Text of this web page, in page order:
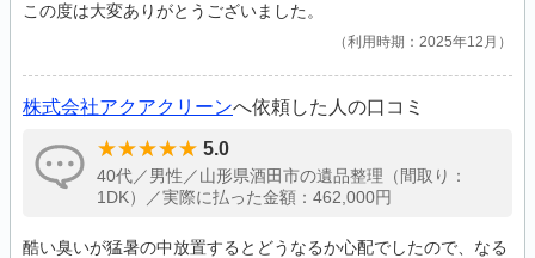
この度は大変ありがとうございました。
利用時期：2025年12月
株式会社アクアクリーンへ依頼した人の口コミ
5.0
40代／男性／山形県酒田市の遺品整理（間取り：
1DK）／実際に払った金額：462,000円
酷い臭いが猛暑の中放置するとどうなるか心配でしたので、なる